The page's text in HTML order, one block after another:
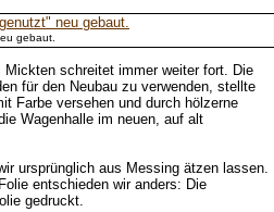
gebaut.
Mickten schreitet immer weiter fort. Die
für den Neubau zu verwenden, stellte
Farbe versehen und durch hölzerne
Wagenhalle im neuen, auf alt
ursprünglich aus Messing ätzen lassen.
entschieden wir anders: Die
gedruckt.